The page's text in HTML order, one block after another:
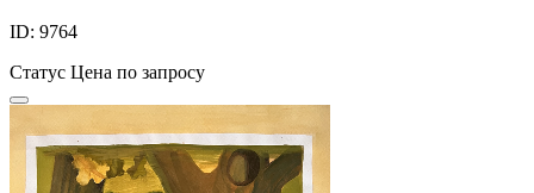
ID: 9764
Статус Цена по запросу